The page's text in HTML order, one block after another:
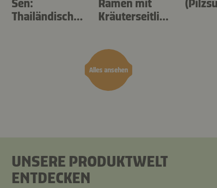
Alles ansehen
Sen:
Thailändischer
Ramen mit
Kräuterseitling
UNSERE PRODUKTWELT
ENTDECKEN